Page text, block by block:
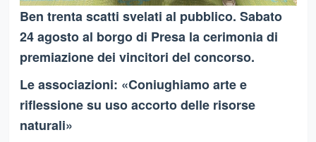
Ben trenta scatti svelati al pubblico. Sabato
24 agosto al borgo di Presa la cerimonia di
premiazione dei vincitori del concorso.
Le associazioni: «Coniughiamo arte e
riflessione su uso accorto delle risorse
naturali»